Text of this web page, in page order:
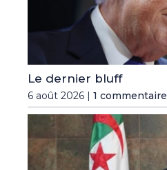
Le dernier bluff
6 août 2026 | 1 commentaire